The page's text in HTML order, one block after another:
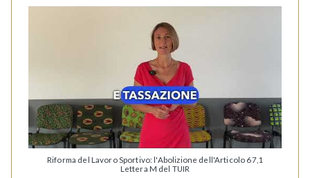
Riforma del Lavoro Sportivo: l'Abolizione dell'Articolo 67,1
Lettera M del TUIR